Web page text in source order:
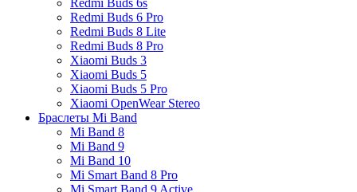
Redmi Buds 6 Pro
Redmi Buds 8 Lite
Redmi Buds 8 Pro
Xiaomi Buds 3
Xiaomi Buds 5
Xiaomi Buds 5 Pro
Xiaomi OpenWear Stereo
Браслеты Mi Band
Mi Band 8
Mi Band 9
Mi Band 10
Mi Smart Band 8 Pro
Mi Smart Band 9 Active